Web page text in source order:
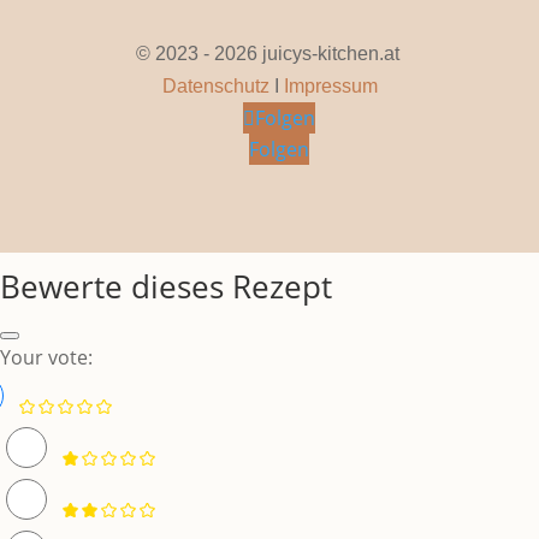
© 2023 - 2026 juicys-kitchen.at
Datenschutz
Impressum
Folgen
Folgen
Bewerte dieses Rezept
Your vote: